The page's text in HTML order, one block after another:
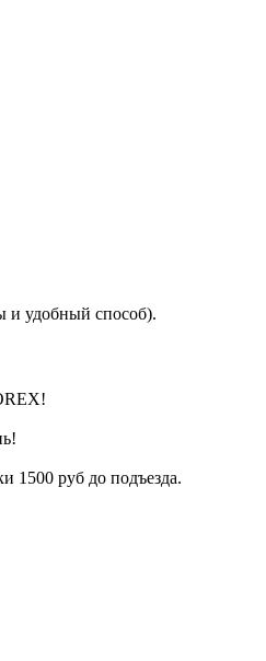
и удобный способ).
1500 руб до подъезда.